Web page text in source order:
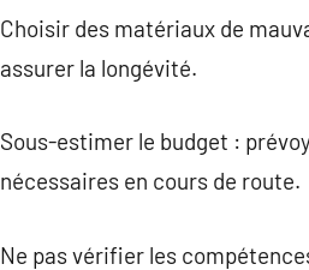
Choisir des matériaux de
assurer la longévité.
Sous-estimer le budget :
nécessaires en cours de route.
Ne pas vérifier les